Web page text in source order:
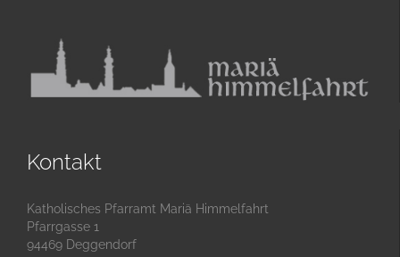
Kontakt
Katholisches Pfarramt Mariä Himmelfahrt
Pfarrgasse 1
94469 Deggendorf